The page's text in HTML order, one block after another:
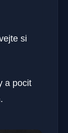
si
a pocit